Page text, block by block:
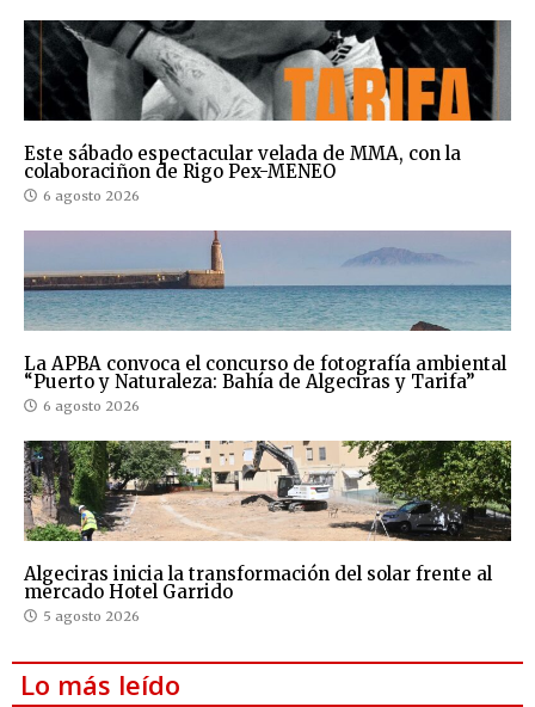
Este sábado espectacular velada de MMA, con la
colaboraciñon de Rigo Pex-MENEO
6 agosto 2026
La APBA convoca el concurso de fotografía ambiental
“Puerto y Naturaleza: Bahía de Algeciras y Tarifa”
6 agosto 2026
Algeciras inicia la transformación del solar frente al
mercado Hotel Garrido
5 agosto 2026
Lo más leído